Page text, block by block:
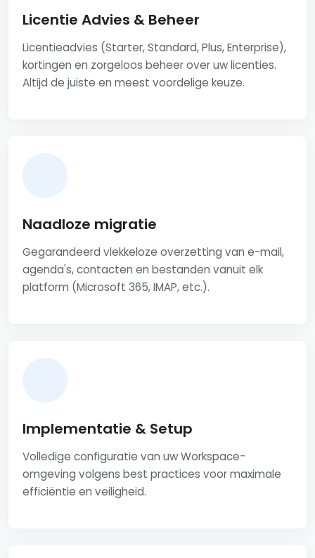
Licentie Advies & Beheer
Licentieadvies (Starter, Standard, Plus, Enterprise),
kortingen en zorgeloos beheer over uw licenties.
Altijd de juiste en meest voordelige keuze.
Naadloze migratie
Gegarandeerd vlekkeloze overzetting van e-mail,
agenda's, contacten en bestanden vanuit elk
platform (Microsoft 365, IMAP, etc.).
Implementatie & Setup
Volledige configuratie van uw Workspace-
omgeving volgens best practices voor maximale
efficiëntie en veiligheid.